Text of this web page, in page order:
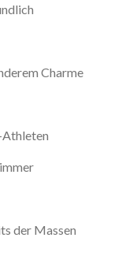
Charme
Athleten
der Massen